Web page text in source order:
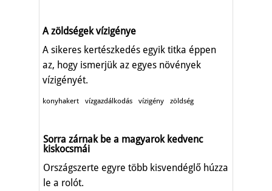
A zöldségek vízigénye
A sikeres kertészkedés egyik titka éppen
az, hogy ismerjük az egyes növények
vízigényét.
konyhakert vízgazdálkodás vízigény zöldség
Sorra zárnak be a magyarok kedvenc
kiskocsmái
Országszerte egyre több kisvendéglő húzza
le a rolót.